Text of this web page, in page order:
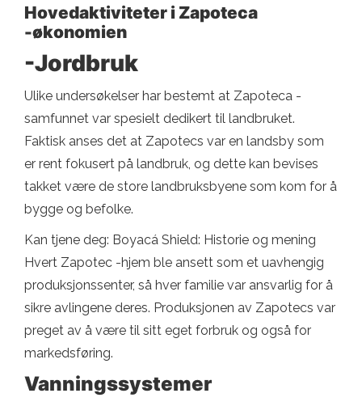
Hovedaktiviteter i Zapoteca
-økonomien
-Jordbruk
Ulike undersøkelser har bestemt at Zapoteca -
samfunnet var spesielt dedikert til landbruket.
Faktisk anses det at Zapotecs var en landsby som
er rent fokusert på landbruk, og dette kan bevises
takket være de store landbruksbyene som kom for å
bygge og befolke.
Kan tjene deg: Boyacá Shield: Historie og mening
Hvert Zapotec -hjem ble ansett som et uavhengig
produksjonssenter, så hver familie var ansvarlig for å
sikre avlingene deres. Produksjonen av Zapotecs var
preget av å være til sitt eget forbruk og også for
markedsføring.
Vanningssystemer